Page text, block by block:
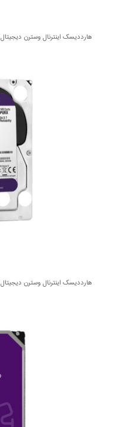
هارددیسک اینترنال وسترن دیجیتال WD20PURZ 2TB
هارددیسک اینترنال وسترن دیجیتال 2TB WD20PURX